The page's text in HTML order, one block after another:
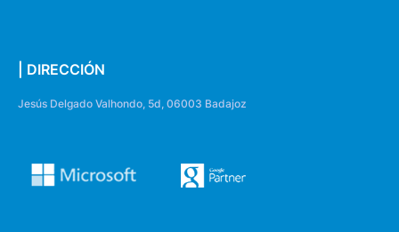
| DIRECCIÓN
Jesús Delgado Valhondo, 5d, 06003 Badajoz